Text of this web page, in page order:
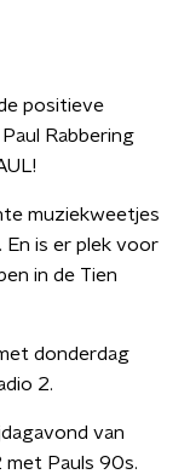
positieve
Rabbering
muziekweetjes
En is er plek voor
in de Tien
donderdag
2.
van
Pauls 90s.